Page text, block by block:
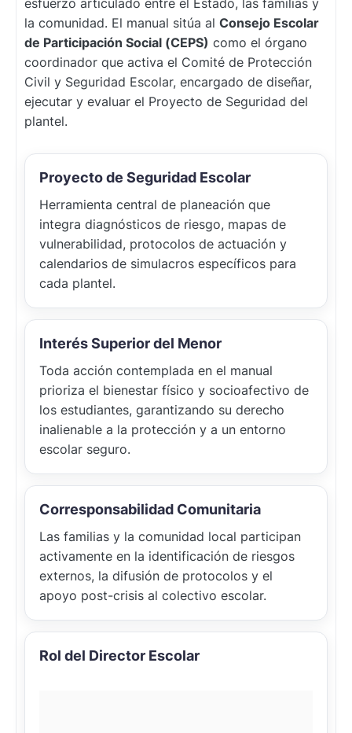
la comunidad. El manual sitúa al Consejo Escolar
de Participación Social (CEPS) como el órgano
coordinador que activa el Comité de Protección
Civil y Seguridad Escolar, encargado de diseñar,
ejecutar y evaluar el Proyecto de Seguridad del
plantel.
Proyecto de Seguridad Escolar
Herramienta central de planeación que
integra diagnósticos de riesgo, mapas de
vulnerabilidad, protocolos de actuación y
calendarios de simulacros específicos para
cada plantel.
Interés Superior del Menor
Toda acción contemplada en el manual
prioriza el bienestar físico y socioafectivo de
los estudiantes, garantizando su derecho
inalienable a la protección y a un entorno
escolar seguro.
Corresponsabilidad Comunitaria
Las familias y la comunidad local participan
activamente en la identificación de riesgos
externos, la difusión de protocolos y el
apoyo post-crisis al colectivo escolar.
Rol del Director Escolar